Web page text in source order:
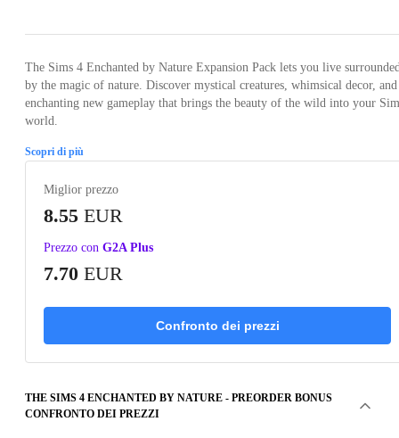
The Sims 4 Enchanted by Nature Expansion Pack lets you live
by the magic of nature. Discover mystical creatures, whimsical decor, and
enchanting new gameplay that brings the beauty of the wild into your
world.
Scopri di più
Miglior prezzo
8.55 EUR
Prezzo con G2A Plus
7.70 EUR
Confronto dei prezzi
THE SIMS 4 ENCHANTED BY NATURE - PREORDER BONUS
CONFRONTO DEI PREZZI